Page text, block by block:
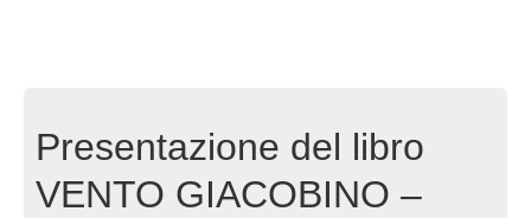
Presentazione del libro
VENTO GIACOBINO –